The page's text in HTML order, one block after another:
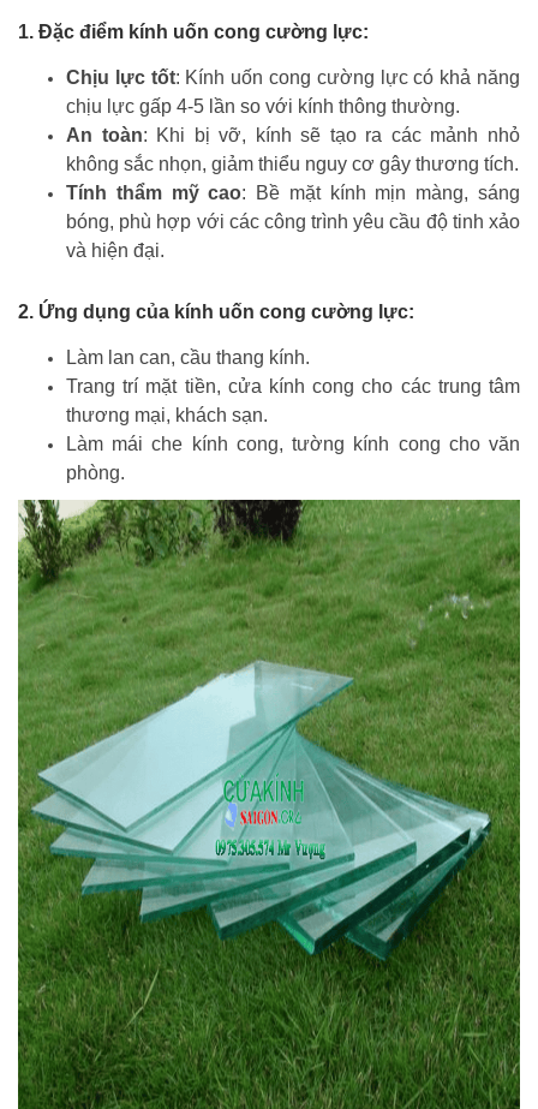
1. Đặc điểm kính uốn cong cường lực:
Chịu lực tốt: Kính uốn cong cường lực có khả năng
chịu lực gấp 4-5 lần so với kính thông thường.
An toàn: Khi bị vỡ, kính sẽ tạo ra các mảnh nhỏ
không sắc nhọn, giảm thiểu nguy cơ gây thương tích.
Tính thẩm mỹ cao: Bề mặt kính mịn màng, sáng
bóng, phù hợp với các công trình yêu cầu độ tinh xảo
và hiện đại.
2. Ứng dụng của kính uốn cong cường lực:
Làm lan can, cầu thang kính.
Trang trí mặt tiền, cửa kính cong cho các trung tâm
thương mại, khách sạn.
Làm mái che kính cong, tường kính cong cho văn
phòng.